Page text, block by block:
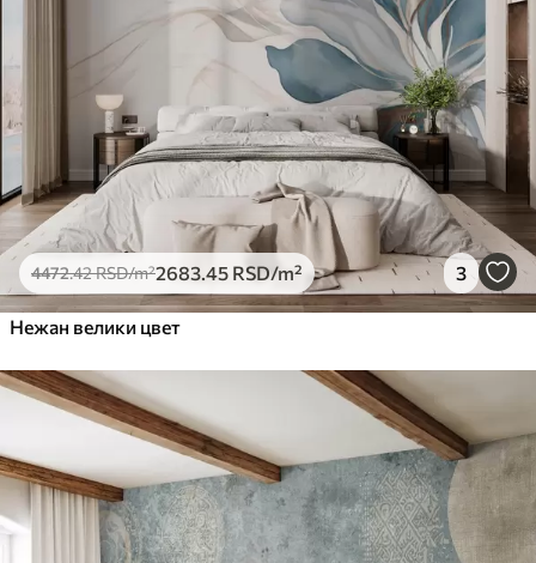
4472.42RSD/m²2683 .45 RSD/m² 3
Нежан велики цвет